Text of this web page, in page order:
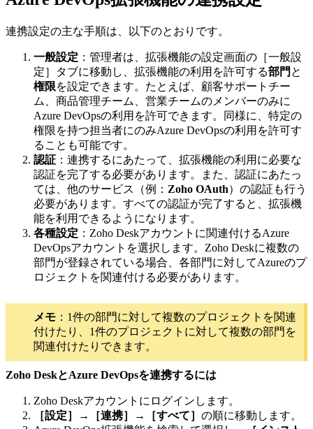
連携設定の主な手順は、以下のとおりです。
一般設定 ：管理者は、拡張機能の設定画面の［一般設
定］タブに移動し、拡張機能の利用を許可する部門 と
権限を設定できます。たとえば、顧客サポートチー
ム、商品管理チーム、営業チームのメンバーのみに
Azure DevOpsの利用を許可できます。同様に、特定の
権限を持つ担当者にのみAzure DevOpsの利用を許可す
ることも可能です。
認証 ：連携するにあたって、拡張機能の利用に必要な
認証を完了する必要があります。また、認証にあたっ
ては、他のサービス（例： Zoho OAuth）の認証も行う
必要があります。すべての認証が完了すると、拡張機
能を利用できるようになります。
各種設定 ：Zoho Deskアカウントに関連付けるAzure
DevOpsアカウントを選択します。Zoho Deskに複数の
部門が登録されている場合、各部門に対してAzureのプ
ロジェクトを関連付ける必要があります。
メモ ：1件の部門に対して複数のプロジェクトを関連
付けたり、1件のプロジェクトに対して複数の部門を
関連付けたりできます。
Zoho DeskとAzure DevOpsを連携するには
Zoho Deskアカウントにログインします。
［設定］
→ ［連携］ → ［すべて］ の順に移動します。